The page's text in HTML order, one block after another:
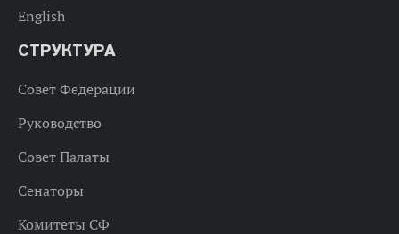
English
СТРУКТУРА
Совет Федерации
Руководство
Совет Палаты
Сенаторы
Комитеты СФ